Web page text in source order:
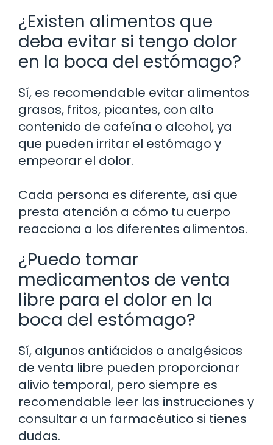
¿Existen alimentos que
deba evitar si tengo dolor
en la boca del estómago?
Sí, es recomendable evitar alimentos
grasos, fritos, picantes, con alto
contenido de cafeína o alcohol, ya
que pueden irritar el estómago y
empeorar el dolor.
Cada persona es diferente, así que
presta atención a cómo tu cuerpo
reacciona a los diferentes alimentos.
¿Puedo tomar
medicamentos de venta
libre para el dolor en la
boca del estómago?
Sí, algunos antiácidos o analgésicos
de venta libre pueden proporcionar
alivio temporal, pero siempre es
recomendable leer las instrucciones y
consultar a un farmacéutico si tienes
dudas.